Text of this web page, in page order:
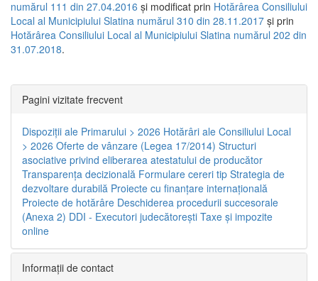
numărul 111 din 27.04.2016 și modificat prin Hotărârea Consiliului
Local al Municipiului Slatina numărul 310 din 28.11.2017 și prin
Hotărârea Consiliului Local al Municipiului Slatina numărul 202 din
31.07.2018.
Pagini vizitate frecvent
Dispoziţii ale Primarului > 2026 Hotărâri ale Consiliului Local
> 2026 Oferte de vânzare (Legea 17/2014) Structuri
asociative privind eliberarea atestatului de producător
Transparenţa decizională Formulare cereri tip Strategia de
dezvoltare durabilă Proiecte cu finanţare internaţională
Proiecte de hotărâre Deschiderea procedurii succesorale
(Anexa 2) DDI - Executori judecătorești Taxe şi impozite
online
Informaţii de contact